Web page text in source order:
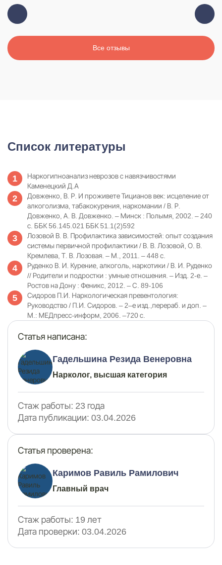
Все отзывы
Список литературы
Наркогипноанализ неврозов с навязчивостями
Каменецкий Д.А
Довженко, В. Р. И проживете Тицианов век: исцеление от
алкоголизма, табакокурения, наркомании / В. Р.
Довженко, А. В. Довженко. – Минск : Полымя, 2002. – 240
с. ББК 56.145.021 ББК 51.1(2)592
Лозовой В. В. Профилактика зависимостей: опыт создания
системы первичной профилактики / В. В. Лозовой, О. В.
Кремлева, Т. В. Лозовая. – М., 2011. – 448 с.
Руденко В. И. Курение, алкоголь, наркотики / В. И. Руденко
// Родители и подростки : умные отношения. – Изд. 2-е. –
Ростов на Дону : Феникс, 2012. – С. 89-106
Сидоров П.И. Наркологическая превентология:
Руководство / П.И. Сидоров. – 2–е изд.,перераб. и доп. –
М.: МЕДпресс-информ, 2006. –720 с.
Статья написана:
Гадельшина Резида Венеровна
Нарколог, высшая категория
Стаж работы: 23 года
Дата публикации: 03.04.2026
Статья проверена:
Каримов Равиль Рамилович
Главный врач
Стаж работы: 19 лет
Дата проверки: 03.04.2026